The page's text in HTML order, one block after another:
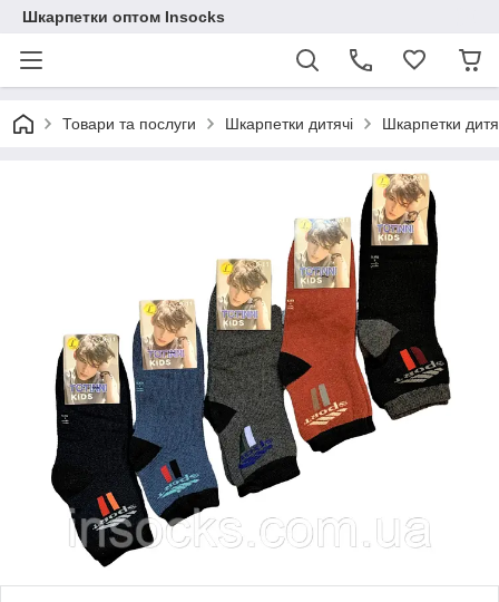
Шкарпетки оптом Insocks
Товари та послуги Шкарпетки дитячі Шкарпетки